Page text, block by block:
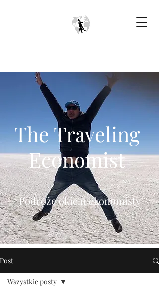
The Traveling
Economist
Podróże okiem ekonomisty
Post
Wszystkie posty